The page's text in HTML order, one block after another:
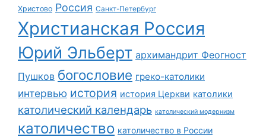
Христово Россия Санкт-Петербург
Христианская Россия
Юрий Эльберт архимандрит Феогност
Пушков богословие греко-католики
интервью история история Церкви католики
католический календарь католический модернизм
католичество католичество в России